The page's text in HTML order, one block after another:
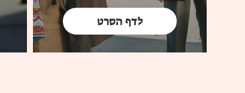
לדף הסרט